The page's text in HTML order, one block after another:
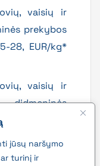
jūsų naršymo
turinį ir
vaisių ir
prekybos
28, EUR/kg*
vaisių ir
05-29,
vaisių ir